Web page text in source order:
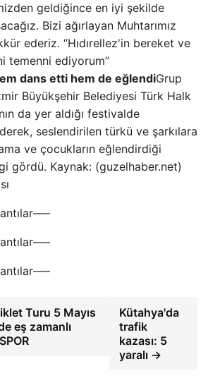
geldiğince en iyi şekilde
Bizi ağırlayan Muhtarımız
ederiz. “Hıdırellez'in bereket ve
temenni ediyorum”
dans etti hem de eğlendiGrup
Büyükşehir Belediyesi Türk Halk
da yer aldığı festivalde
seslendirilen türkü ve şarkılara
ve çocukların eğlendirdiği
gördü. Kaynak: (guzelhaber.net)
Turu 5 Mayıs
eş zamanlı
Kütahya'da
trafik
kazası: 5
yaralı →